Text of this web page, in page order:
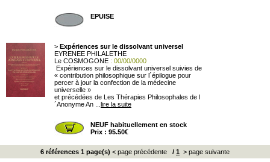
EPUISE
> Expériences sur le dissolvant universel
EYRENEE PHILALETHE
Le COSMOGONE : 00/00/0000
Expériences sur le dissolvant universel suivies de
« contribution philosophique sur l´épilogue pour
percer à jour la confection de la médecine
universelle »
et précédées de Les Thérapies Philosophales de l
´Anonyme An ... lire la suite
NEUF habituellement en stock
Prix : 95.50€
6 références 1 page(s) < page précédente / 1 > page suivante